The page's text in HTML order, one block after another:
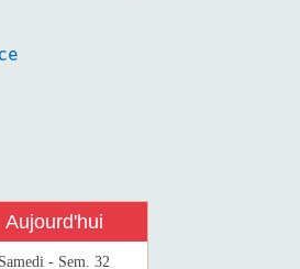
Aujourd'hui
Samedi - Sem. 32